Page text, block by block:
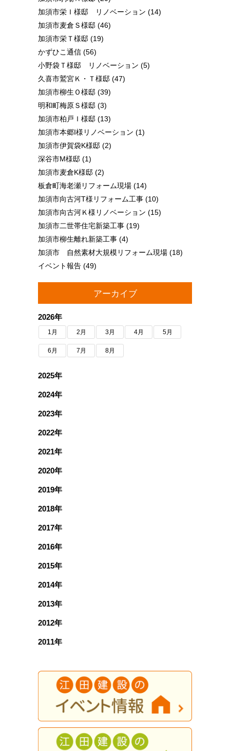
加須市栄Ｉ様邸 リノベーション (14)
加須市麦倉Ｓ様邸 (46)
加須市栄Ｔ様邸 (19)
かずひこ通信 (56)
小野袋Ｔ様邸 リノベーション (5)
久喜市鷲宮Ｋ・Ｔ様邸 (47)
加須市柳生Ｏ様邸 (39)
明和町梅原Ｓ様邸 (3)
加須市柏戸Ｉ様邸 (13)
加須市本郷I様リノベーション (1)
加須市伊賀袋K様邸 (2)
深谷市M様邸 (1)
加須市麦倉K様邸 (2)
板倉町海老瀬リフォーム現場 (14)
加須市向古河T様リフォーム工事 (10)
加須市向古河Ｋ様リノベーション (15)
加須市二世帯住宅新築工事 (19)
加須市柳生離れ新築工事 (4)
加須市 自然素材大規模リフォーム現場 (18)
イベント報告 (49)
アーカイブ
2026年
1月 2月 3月 4月 5月
6月 7月 8月
2025年
2024年
2023年
2022年
2021年
2020年
2019年
2018年
2017年
2016年
2015年
2014年
2013年
2012年
2011年